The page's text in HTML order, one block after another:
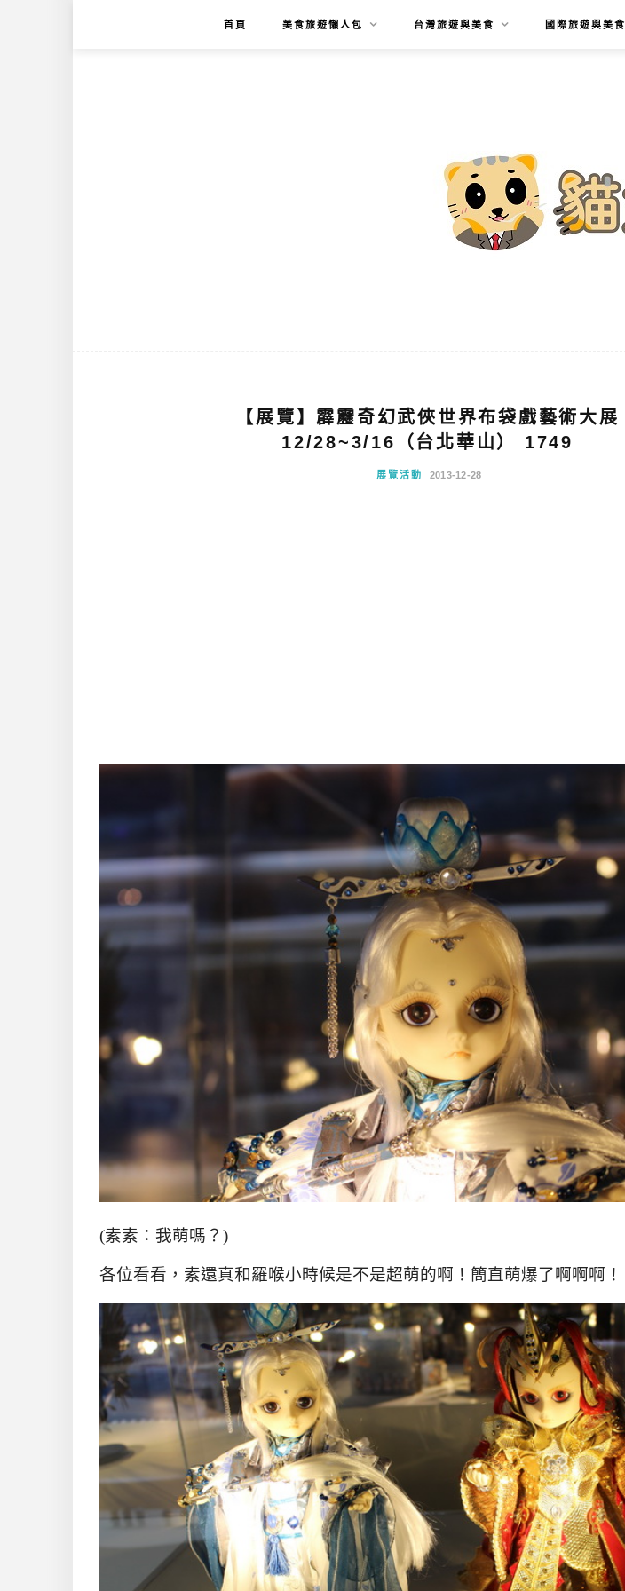
首頁 美食旅遊懶人包 台灣旅遊與美食 國際旅遊與美食
【展覽】霹靂奇幻武俠世界布袋戲藝術大展
12/28~3/16（台北華山） 1749
展覽活動 2013-12-28
(素素：我萌嗎？)
各位看看，素還真和羅喉小時候是不是超萌的啊！簡直萌爆了啊啊啊！